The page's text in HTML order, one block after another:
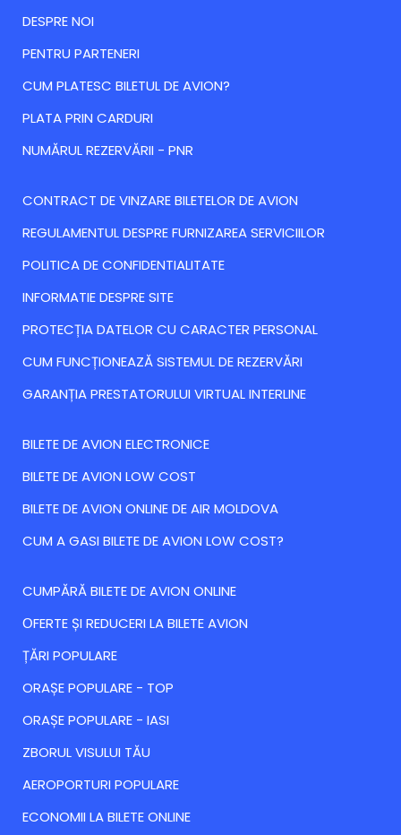
DESPRE NOI
PENTRU PARTENERI
CUM PLATESC BILETUL DE AVION?
PLATA PRIN CARDURI
NUMĂRUL REZERVĂRII - PNR
CONTRACT DE VINZARE BILETELOR DE AVION
REGULAMENTUL DESPRE FURNIZAREA SERVICIILOR
POLITICA DE CONFIDENTIALITATE
INFORMATIE DESPRE SITE
PROTECȚIA DATELOR CU CARACTER PERSONAL
CUM FUNCȚIONEAZĂ SISTEMUL DE REZERVĂRI
GARANȚIA PRESTATORULUI VIRTUAL INTERLINE
BILETE DE AVION ELECTRONICE
BILETE DE AVION LOW COST
BILETE DE AVION ONLINE DE AIR MOLDOVA
CUM A GASI BILETE DE AVION LOW COST?
CUMPĂRĂ BILETE DE AVION ONLINE
ОFERTE ȘI REDUCERI LA BILETE AVION
ȚĂRI POPULARE
ORAȘE POPULARE - TOP
ORAȘE POPULARE - IASI
ZBORUL VISULUI TĂU
AEROPORTURI POPULARE
ECONOMII LA BILETE ONLINE